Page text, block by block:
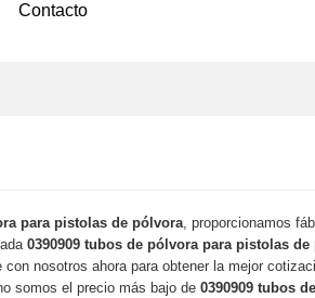
Contacto
para pistolas de pólvora , proporcionamos
0390909 tubos de pólvora para pistolas de
nosotros ahora para obtener la mejor
somos el precio más bajo de0390909 tubos